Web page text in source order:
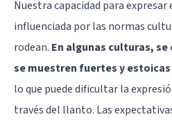
Nuestra capacidad para
influenciada por las normas
rodean. En algunas culturas,
se muestren fuertes y
lo que puede dificultar la
través del llanto. Las